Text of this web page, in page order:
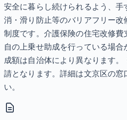
安全に暮らし続けられるよう、手
消・滑り防止等のバリアフリー改
制度です。介護保険の住宅改修費
自の上乗せ助成を行っている場
成額は自治体により異なります
請となります。詳細は文京区の窓
い。